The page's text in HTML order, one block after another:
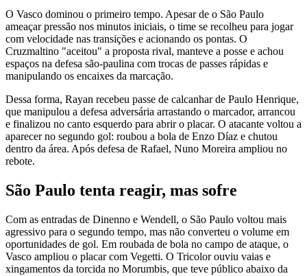
O Vasco dominou o primeiro tempo. Apesar de o São Paulo
ameaçar pressão nos minutos iniciais, o time se recolheu para jogar
com velocidade nas transições e acionando os pontas. O
Cruzmaltino "aceitou" a proposta rival, manteve a posse e achou
espaços na defesa são-paulina com trocas de passes rápidas e
manipulando os encaixes da marcação.
Dessa forma, Rayan recebeu passe de calcanhar de Paulo Henrique,
que manipulou a defesa adversária arrastando o marcador, arrancou
e finalizou no canto esquerdo para abrir o placar. O atacante voltou a
aparecer no segundo gol: roubou a bola de Enzo Díaz e chutou
dentro da área. Após defesa de Rafael, Nuno Moreira ampliou no
rebote.
São Paulo tenta reagir, mas sofre
Com as entradas de Dinenno e Wendell, o São Paulo voltou mais
agressivo para o segundo tempo, mas não converteu o volume em
oportunidades de gol. Em roubada de bola no campo de ataque, o
Vasco ampliou o placar com Vegetti. O Tricolor ouviu vaias e
xingamentos da torcida no Morumbis, que teve público abaixo da